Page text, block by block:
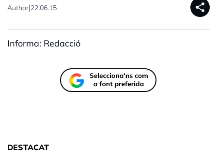
Author|22.06.15 share
Informa: Redacció
DESTACAT